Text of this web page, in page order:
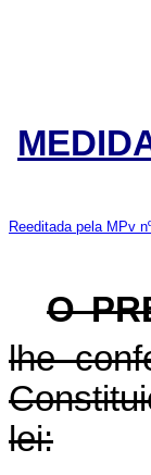
Reeditada pela MPv
O
lhe
lei: